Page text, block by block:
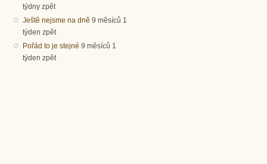
týdny zpět
Ještě nejsme na dně 9 měsíců 1
týden zpět
Pořád to je stejné 9 měsíců 1
týden zpět